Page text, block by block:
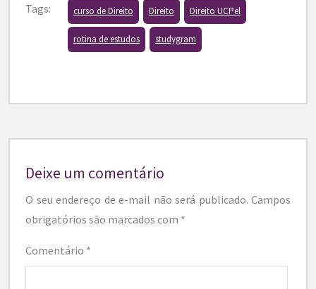
Tags: curso de Direito Direito Direito UCPel
rotina de estudos studygram
Deixe um comentário
O seu endereço de e-mail não será publicado. Campos
obrigatórios são marcados com *
Comentário *